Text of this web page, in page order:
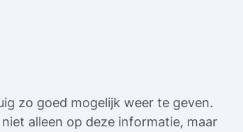
zo goed mogelijk weer te geven.
alleen op deze informatie, maar